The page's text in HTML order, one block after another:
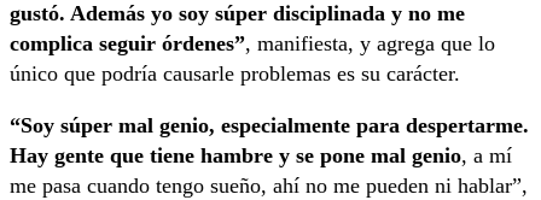
gustó. Además yo soy súper disciplinada y no me
complica seguir órdenes”, manifiesta, y agrega que lo
único que podría causarle problemas es su carácter.
“Soy súper mal genio, especialmente para despertarme.
Hay gente que tiene hambre y se pone mal genio, a mí
me pasa cuando tengo sueño, ahí no me pueden ni hablar”,